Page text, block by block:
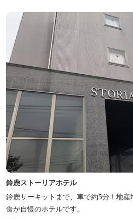
鈴鹿ストーリアホテル
鈴鹿サーキットまで、車で約5分！地
食が自慢のホテルです。